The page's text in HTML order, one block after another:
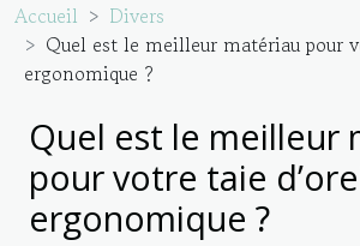
Accueil
Divers
Quel est le meilleur matériau pour
ergonomique ?
Quel est le meilleur
pour votre taie
ergonomique ?